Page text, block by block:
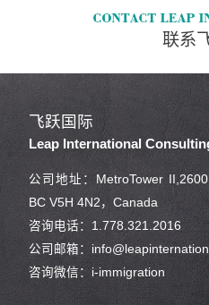
联系
飞跃国际
Leap International
公司地址：MetroTower
BC V5H 4N2，Canada
咨询电话：1.778.321.2016
公司邮箱：
咨询微信：i-immigration